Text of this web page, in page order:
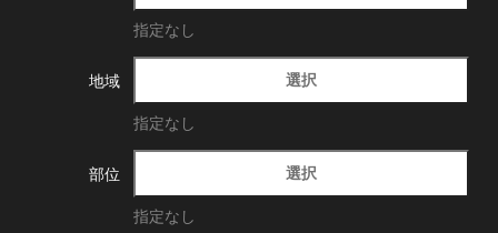
指定なし
地域 選択
指定なし
部位 選択
指定なし